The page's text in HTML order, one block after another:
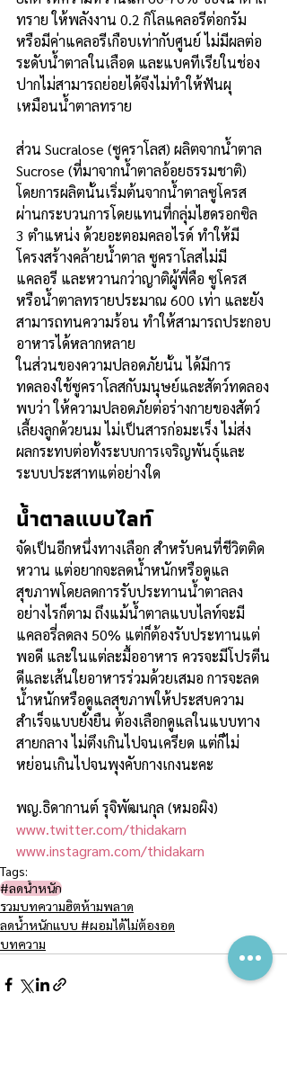
ทราย ให้พลังงาน 0.2 กิโลแคลอรีต่อกรัม
หรือมีค่าแคลอรีเกือบเท่ากับศูนย์ ไม่มีผลต่อ
ระดับน้ำตาลในเลือด และแบคทีเรียในช่อง
ปากไม่สามารถย่อยได้จึงไม่ทำให้ฟันผุ
เหมือนน้ำตาลทราย
ส่วน Sucralose (ซูคราโลส) ผลิตจากน้ำตาล
Sucrose (ที่มาจากน้ำตาลอ้อยธรรมชาติ)
โดยการผลิตนั้นเริ่มต้นจากน้ำตาลซูโครส
ผ่านกระบวนการโดยแทนที่กลุ่มไฮดรอกซิล
3 ตำแหน่ง ด้วยอะตอมคลอไรด์ ทำให้มี
โครงสร้างคล้ายน้ำตาล ซูคราโลสไม่มี
แคลอรี และหวานกว่าญาติผู้พี่คือ ซูโครส
หรือน้ำตาลทรายประมาณ 600 เท่า และยัง
สามารถทนความร้อน ทำให้สามารถประกอบ
อาหารได้หลากหลาย
ในส่วนของความปลอดภัยนั้น ได้มีการ
ทดลองใช้ซูคราโลสกับมนุษย์และสัตว์ทดลอง
พบว่า ให้ความปลอดภัยต่อร่างกายของสัตว์
เลี้ยงลูกด้วยนม ไม่เป็นสารก่อมะเร็ง ไม่ส่ง
ผลกระทบต่อทั้งระบบการเจริญพันธุ์และ
ระบบประสาทแต่อย่างใด
น้ำตาลแบบไลท์
จัดเป็นอีกหนึ่งทางเลือก สำหรับคนที่ชีวิตติด
หวาน แต่อยากจะลดน้ำหนักหรือดูแล
สุขภาพโดยลดการรับประทานน้ำตาลลง
อย่างไรก็ตาม ถึงแม้น้ำตาลแบบไลท์จะมี
แคลอรี่ลดลง 50% แต่ก็ต้องรับประทานแต่
พอดี และในแต่ละมื้ออาหาร ควรจะมีโปรตีน
ดีและเส้นใยอาหารร่วมด้วยเสมอ การจะลด
น้ำหนักหรือดูแลสุขภาพให้ประสบความ
สำเร็จแบบยั่งยืน ต้องเลือกดูแลในแบบทาง
สายกลาง ไม่ตึงเกินไปจนเครียด แต่ก็ไม่
หย่อนเกินไปจนพุงคับกางเกงนะคะ
พญ.ธิดากานต์ รุจิพัฒนกุล (หมอผิง)
www.twitter.com/thidakarn
www.instagram.com/thidakarn
Tags:
#ลดน้ำหนัก
รวมบทความฮิตห้ามพลาด
ลดน้ำหนักแบบ #ผอมได้ไม่ต้องอด
บทความ